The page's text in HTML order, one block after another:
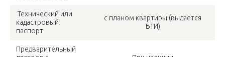
Технический или
кадастровый
паспорт
с планом квартиры (выдается
БТИ)
Предварительный